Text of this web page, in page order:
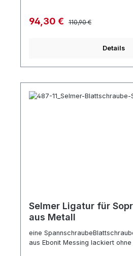
Verkaufspreis:
94,30 € Regulärer Preis:
110,90 €
Details
Selmer Ligatur für
aus Metall
eine
aus Ebonit Messing lackiert ohne